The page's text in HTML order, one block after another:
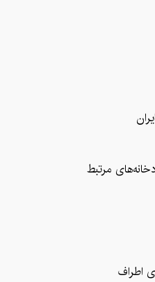
مرتبط
اطراف